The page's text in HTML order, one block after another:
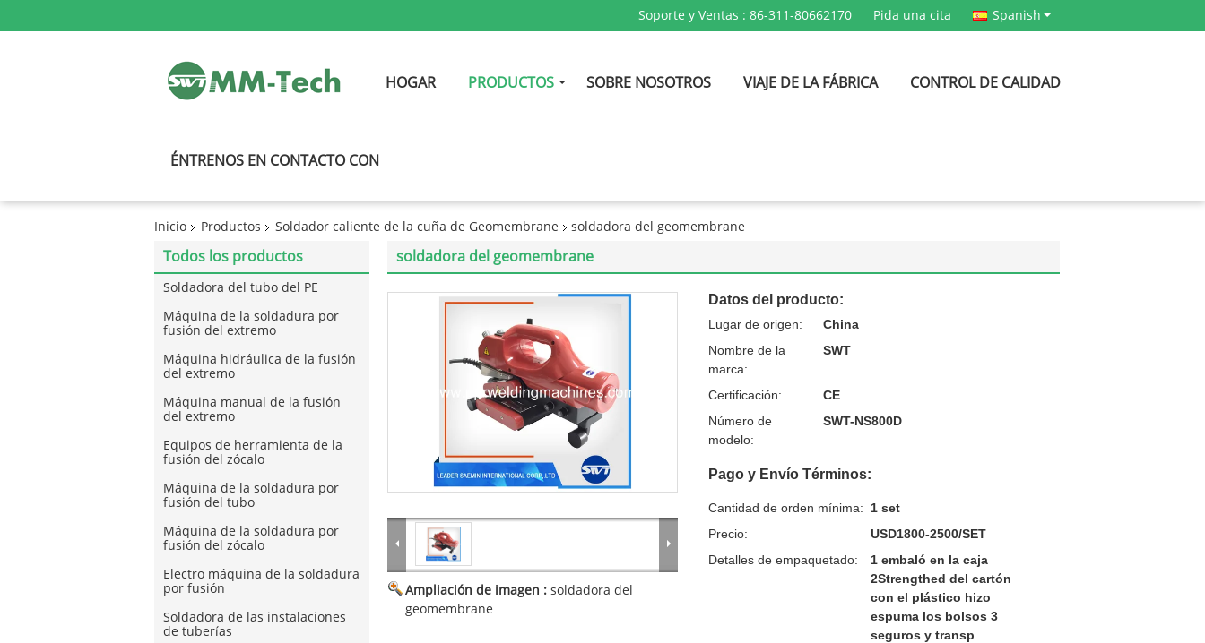
Soporte y Ventas : 86-311-80662170 Pida una cita Spanish
HOGAR PRODUCTOS SOBRE NOSOTROS VIAJE DE LA FÁBRICA CONTROL DE CALIDAD
ÉNTRENOS EN CONTACTO CON
Inicio Productos Soldador caliente de la cuña de Geomembrane soldadora del geomembrane
Todos los productos
Soldadora del tubo del PE
Máquina de la soldadura por
fusión del extremo
Máquina hidráulica de la fusión
del extremo
Máquina manual de la fusión
del extremo
Equipos de herramienta de la
fusión del zócalo
Máquina de la soldadura por
fusión del tubo
Máquina de la soldadura por
fusión del zócalo
Electro máquina de la soldadura
por fusión
Soldadora de las instalaciones
de tuberías
soldadora del geomembrane
Ampliación de imagen : soldadora del
geomembrane
Datos del producto:
Lugar de origen:
China
Nombre de la
marca:
SWT
Certificación:
CE
Número de
modelo:
SWT-NS800D
Pago y Envío Términos:
Cantidad de orden mínima:
1 set
Precio:
USD1800-2500/SET
Detalles de empaquetado:
1 embaló en la caja
2Strengthed del cartón
con el plástico hizo
espuma los bolsos 3
seguros y transp